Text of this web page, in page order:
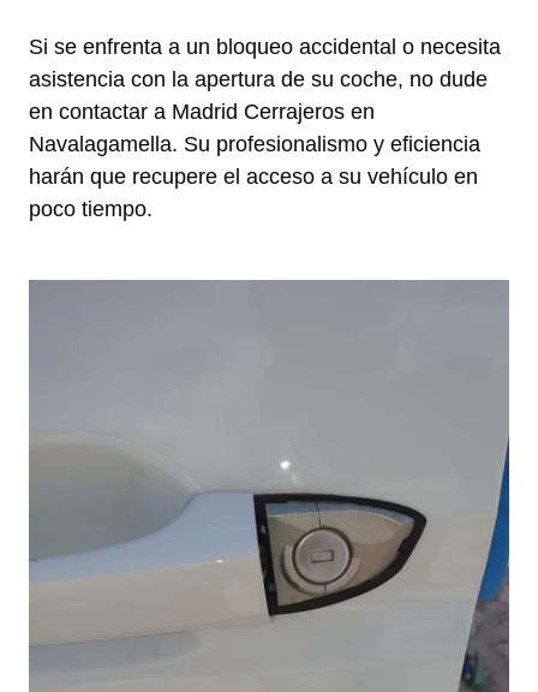
Si se enfrenta a un bloqueo accidental o necesita
asistencia con la apertura de su coche, no dude
en contactar a Madrid Cerrajeros en
Navalagamella. Su profesionalismo y eficiencia
harán que recupere el acceso a su vehículo en
poco tiempo.